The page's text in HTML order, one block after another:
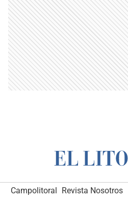
Campolitoral Revista Nosotros